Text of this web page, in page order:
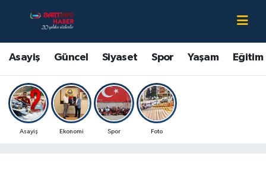
Asayiş Güncel Siyaset Spor Yaşam Eğitim
Asayiş Ekonomi Spor Foto
Asayiş
Bartın Hakkında
Çevre
Eğitim
Bartın Nöbetçi Eczaneler
Bartın Hava Durumu
Bartin Namaz Vakitleri
Bartın Trafik Yoğunluk Haritası